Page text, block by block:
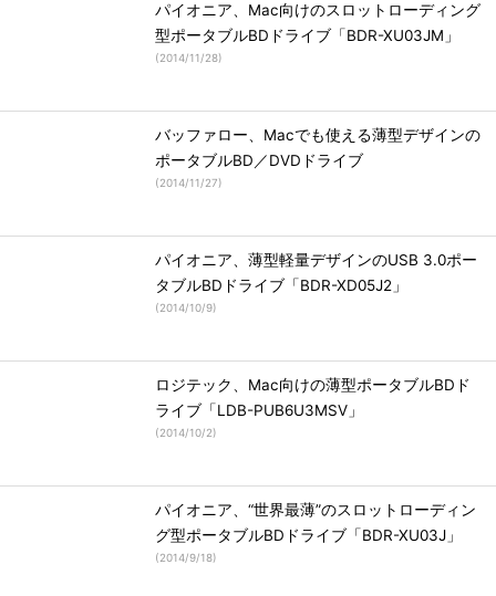
パイオニア、Mac向けのスロットローディング
型ポータブルBDドライブ「BDR-XU03JM」
(2014/11/28)
バッファロー、Macでも使える薄型デザインの
ポータブルBD／DVDドライブ
(2014/11/27)
パイオニア、薄型軽量デザインのUSB 3.0ポー
タブルBDドライブ「BDR-XD05J2」
(2014/10/9)
ロジテック、Mac向けの薄型ポータブルBDド
ライブ「LDB-PUB6U3MSV」
(2014/10/2)
パイオニア、“世界最薄”のスロットローディン
グ型ポータブルBDドライブ「BDR-XU03J」
(2014/9/18)